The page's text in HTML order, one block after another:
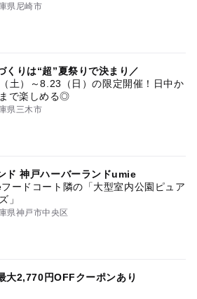
県尼崎市
くりは“超”夏祭りで決まり／
土）～8.23（日）の限定開催！日中か
で楽しめる◎
県三木市
ド 神戸ハーバーランドumie
ードコート隣の「大型室内公園ピュア
」
県神戸市中央区
大2,770円OFFクーポンあり